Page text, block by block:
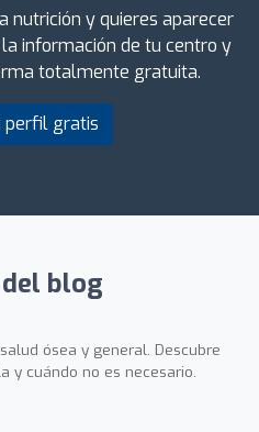
nutrición y quieres aparecer
información de tu centro y
totalmente gratuita.
perfil gratis
blog
ósea y general. Descubre
y cuándo no es necesario.